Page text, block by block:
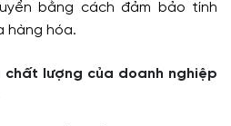
bằng cách đảm bảo tính
hàng hóa.
chất lượng của doanh nghiệp